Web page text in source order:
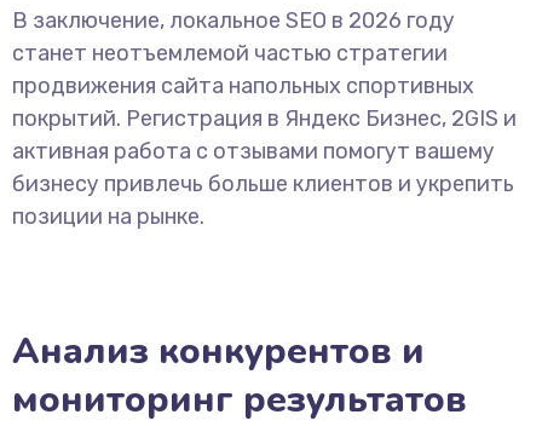
В заключение, локальное SEO в 2026 году
станет неотъемлемой частью стратегии
продвижения сайта напольных спортивных
покрытий. Регистрация в Яндекс Бизнес, 2GIS и
активная работа с отзывами помогут вашему
бизнесу привлечь больше клиентов и укрепить
позиции на рынке.
Анализ конкурентов и
мониторинг результатов